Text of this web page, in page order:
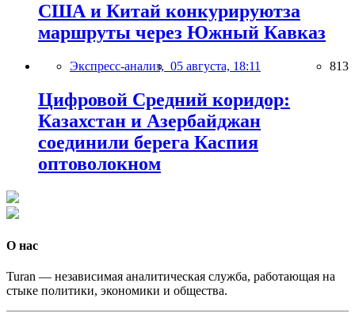
США и Китай конкурируютза
маршруты через Южный Кавказ
Экспресс-анализ, 05 августа, 18:11 813
Цифровой Средний коридор:
Казахстан и Азербайджан
соединили берега Каспия
оптоволокном
О нас
Turan — независимая аналитическая служба, работающая на
стыке политики, экономики и общества.